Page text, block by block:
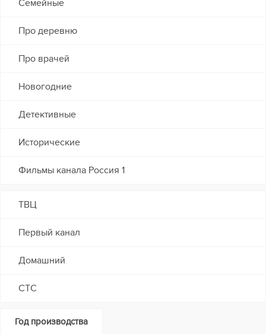
Семейные
Про деревню
Про врачей
Новогодние
Детективные
Исторические
Фильмы канала Россия 1
ТВЦ
Первый канал
Домашний
СТС
Год производства